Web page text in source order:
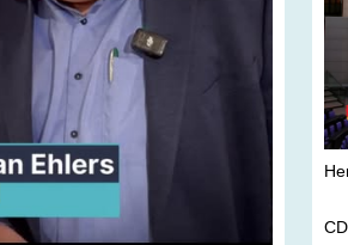
Sebastian Götte wurde mit
in Gold am Bande
Vorpommern
eine der höchsten Ehrungen im
Damit wird sein langjähriger,
für die Feuerwehr und die
CDU-Fraktion
war vertreten durch den